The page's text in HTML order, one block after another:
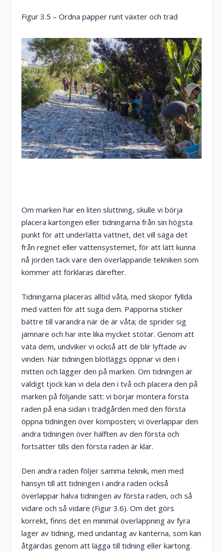
Figur 3.5 – Ordna papper runt växter och träd
Om marken har en liten sluttning, skulle vi börja
placera kartongen eller tidningarna från sin högsta
punkt för att underlätta vattnet, det vill säga det
från regnet eller vattensystemet, för att lätt kunna
nå jorden tack vare den överlappande tekniken som
kommer att förklaras därefter.
Tidningarna placeras alltid våta, med skopor fyllda
med vatten för att suga dem. Papporna sticker
bättre till varandra när de är våta; de sprider sig
jämnare och har inte lika mycket stötar. Genom att
väta dem, undviker vi också att de blir lyftade av
vinden. När tidningen blötläggs öppnar vi den i
mitten och lägger den på marken. Om tidningen är
väldigt tjock kan vi dela den i två och placera den på
marken på följande sätt: vi börjar montera första
raden på ena sidan i trädgården med den första
öppna tidningen över komposten; vi överlappar den
andra tidningen över hälften av den första och
fortsätter tills den första raden är klar.
Den andra raden följer samma teknik, men med
hänsyn till att tidningen i andra raden också
överlappar halva tidningen av första raden, och så
vidare och så vidare (Figur 3.6). Om det görs
korrekt, finns det en minimal överlappning av fyra
lager av tidning, med undantag av kanterna, som kan
åtgärdas genom att lägga till tidning eller kartong.